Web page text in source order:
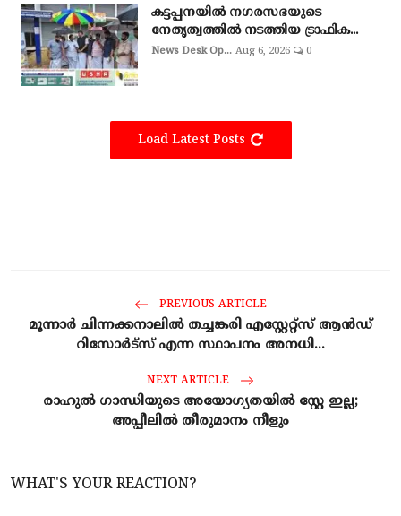
കട്ടപ്പനയിൽ നഗരസഭയുടെ
നേതൃത്വത്തിൽ നടത്തിയ ട്രാഫിക...
News Desk Op... Aug 6, 2026 0
Load Latest Posts
PREVIOUS ARTICLE
മൂന്നാർ ചിന്നക്കനാലിൽ തച്ചങ്കരി എസ്റ്റേറ്റ്സ് ആൻഡ്‌
റിസോർട്സ് എന്ന സ്ഥാപനം അനധി...
NEXT ARTICLE
രാഹുൽ ഗാന്ധിയുടെ അയോഗ്യതയില്‍ സ്റ്റേ ഇല്ല;
അപ്പീലില്‍ തീരുമാനം നീളും
WHAT'S YOUR REACTION?